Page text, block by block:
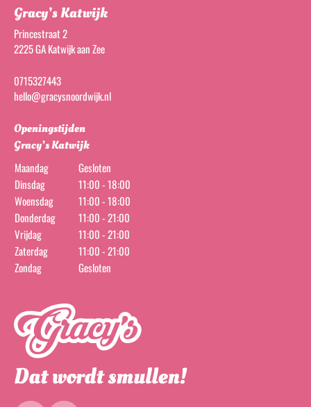
Gracy’s Katwijk
Princestraat 2
2225 GA Katwijk aan Zee
0715327443
hello@gracysnoordwijk.nl
Openingstijden
Gracy’s Katwijk
Maandag
Gesloten
Dinsdag
11:00 - 18:00
Woensdag
11:00 - 18:00
Donderdag
11:00 - 21:00
Vrijdag
11:00 - 21:00
Zaterdag
11:00 - 21:00
Zondag
Gesloten